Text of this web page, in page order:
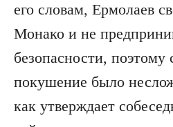
его словам, Ермолаев
Монако и не
безопасности, поэтому
покушение было
как утверждает